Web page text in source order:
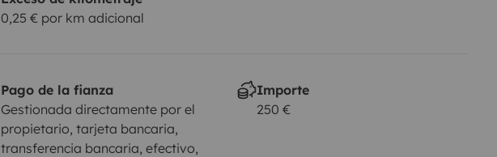
0,25 € por km adicional
Pago de la fianza
Gestionada directamente por el
propietario, tarjeta bancaria,
transferencia bancaria, efectivo,
Importe
250 €